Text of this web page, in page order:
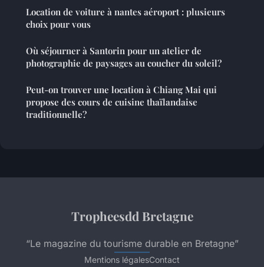
Location de voiture à nantes aéroport : plusieurs
choix pour vous
Où séjourner à Santorin pour un atelier de
photographie de paysages au coucher du soleil?
Peut-on trouver une location à Chiang Mai qui
propose des cours de cuisine thaïlandaise
traditionnelle?
Tropheesdd Bretagne
“Le magazine du tourisme durable en Bretagne”
Mentions légalesContact